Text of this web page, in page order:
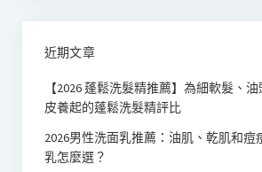
近期文章
【2026 蓬鬆洗髮精推薦】為細軟髮、
皮養起的蓬鬆洗髮精評比
2026男性洗面乳推薦：油肌、乾肌和痘
乳怎麼選？